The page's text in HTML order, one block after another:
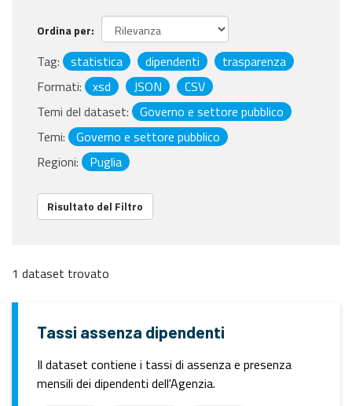
Ordina per
Tag: statistica dipendenti
trasparenza
Formati:
xsd JSON
CSV
Temi del dataset:
Governo e settore pubblico
Temi:
Governo e settore pubblico
Regioni:
Puglia
Risultato del Filtro
1 dataset trovato
Tassi assenza dipendenti
Il dataset contiene i tassi di assenza e presenza
mensili dei dipendenti dell'Agenzia.